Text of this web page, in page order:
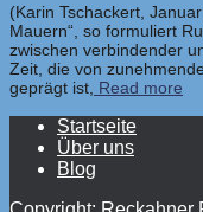
(Karin Tschackert,
Mauern“, so formuliert
zwischen verbindender
Zeit, die von
geprägt ist, Read more
Startseite
Über uns
Blog